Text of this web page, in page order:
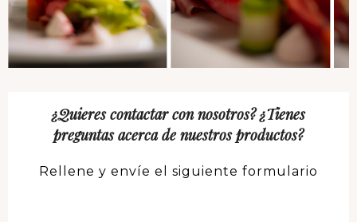
¿Quieres contactar con nosotros? ¿Tienes
preguntas acerca de nuestros productos?
Rellene y envíe el siguiente formulario